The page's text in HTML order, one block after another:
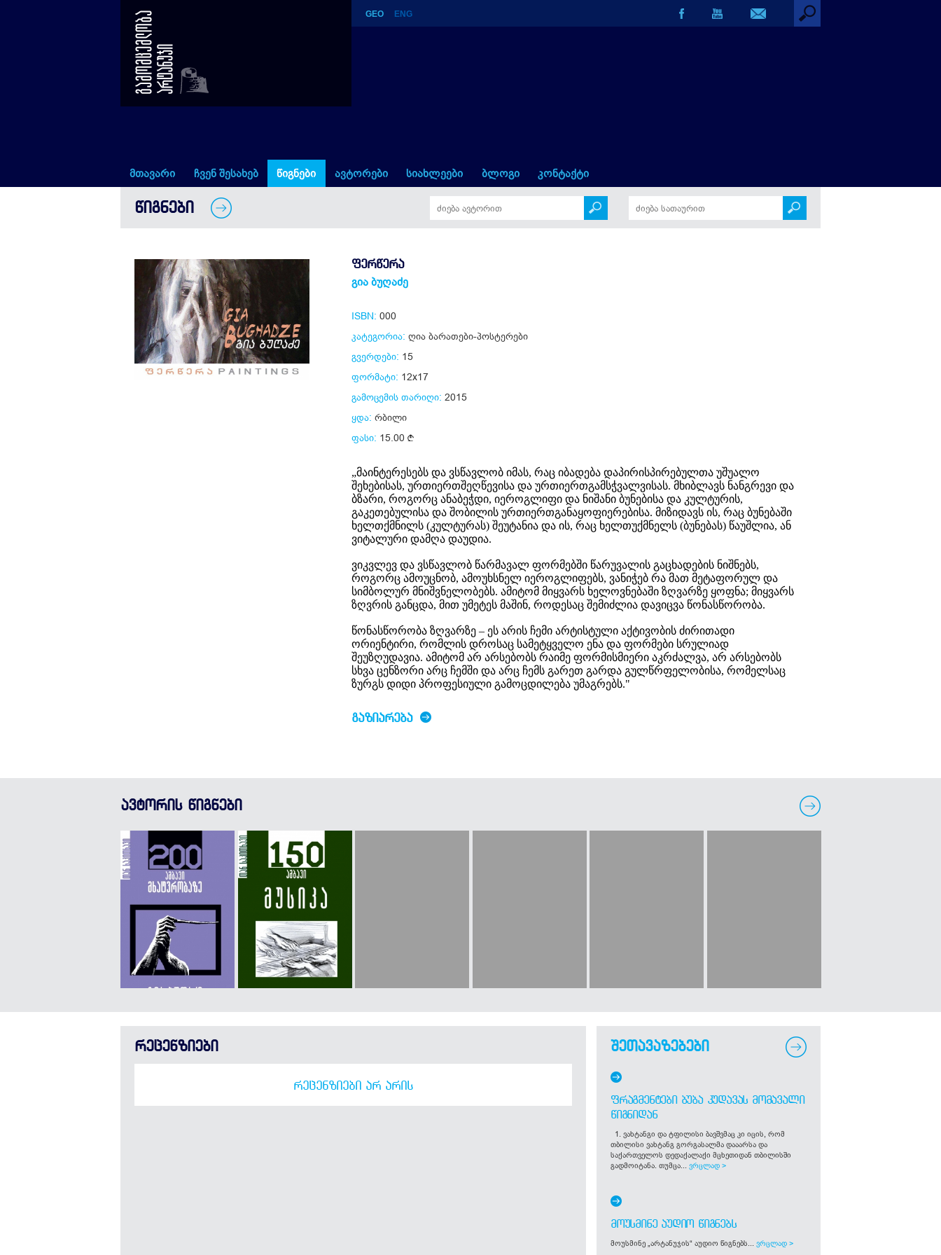
GEO ENG
მთავარი ჩვენ შესახებ წიგნები ავტორები სიახლეები ბლოგი კონტაქტი
ᲬᲘᲒᲜᲔᲑᲘ
ᲤᲔᲠᲬᲔᲠᲐ
გია ბუღაძე
ISBN: 000
კატეგორია: ღია ბარათები-პოსტერები
გვერდები: 15
ფორმატი: 12x17
გამოცემის თარიღი: 2015
ყდა: რბილი
ფასი: 15.00
„მაინტერესებს და ვსწავლობ იმას, რაც იბადება დაპირისპირებულთა უშუალო
შეხებისას, ურთიერთშეღწევისა და ურთიერთგამსჭვალვისას. მხიბლავს ნანგრევი და
ბზარი, როგორც ანაბეჭდი, იეროგლიფი და ნიშანი ბუნებისა და კულტურის,
გაკეთებულისა და შობილის ურთიერთგანაყოფიერებისა. მიზიდავს ის, რაც ბუნებაში
ხელთქმნილს (კულტურას) შეუტანია და ის, რაც ხელთუქმნელს (ბუნებას) წაუშლია, ან
ვიტალური დამღა დაუდია.
ვიკვლევ და ვსწავლობ წარმავალ ფორმებში წარუვალის გაცხადების ნიშნებს,
როგორც ამოუცნობ, ამოუხსნელ იეროგლიფებს, ვანიჭებ რა მათ მეტაფორულ და
სიმბოლურ მნიშვნელობებს. ამიტომ მიყვარს ხელოვნებაში ზღვარზე ყოფნა; მიყვარს
ზღვრის განცდა, მით უმეტეს მაშინ, როდესაც შემიძლია დავიცვა წონასწორობა.
წონასწორობა ზღვარზე – ეს არის ჩემი არტისტული აქტივობის ძირითადი
ორიენტირი, რომლის დროსაც სამეტყველო ენა და ფორმები სრულიად
შეუზღუდავია. ამიტომ არ არსებობს რაიმე ფორმისმიერი აკრძალვა, არ არსებობს
სხვა ცენზორი არც ჩემში და არც ჩემს გარეთ გარდა გულწრფელობისა, რომელსაც
ზურგს დიდი პროფესიული გამოცდილება უმაგრებს."
ᲒᲐᲖᲘᲐᲠᲔᲑᲐ
ავტორის წიგნები
რეცენზიები
ᲠᲔᲪᲔᲜᲖᲘᲔᲑᲘ ᲐᲠ ᲐᲠᲘᲡ
შეთავაზებები
ᲤᲠᲐᲒᲛᲔᲜᲢᲔᲑᲘ ᲑᲣᲑᲐ ᲙᲣᲓᲐᲕᲐᲡ ᲛᲝᲛᲐᲕᲐᲚᲘ
ᲬᲘᲒᲜᲘᲓᲐᲜ
1. ვახტანგი და ტფილისი ბავშვმაც კი იცის, რომ
თბილისი ვახტანგ გორგასალმა დააარსა და
საქართველოს დედაქალაქი მცხეთიდან თბილისში
გადმოიტანა. თუმცა... ვრცლად >
ᲛᲝᲣᲡᲛᲘᲜᲔ ᲐᲣᲓᲘᲝ ᲬᲘᲒᲜᲔᲑᲡ
მოუსმინე „არტანუჯის“ აუდიო წიგნებს... ვრცლად >